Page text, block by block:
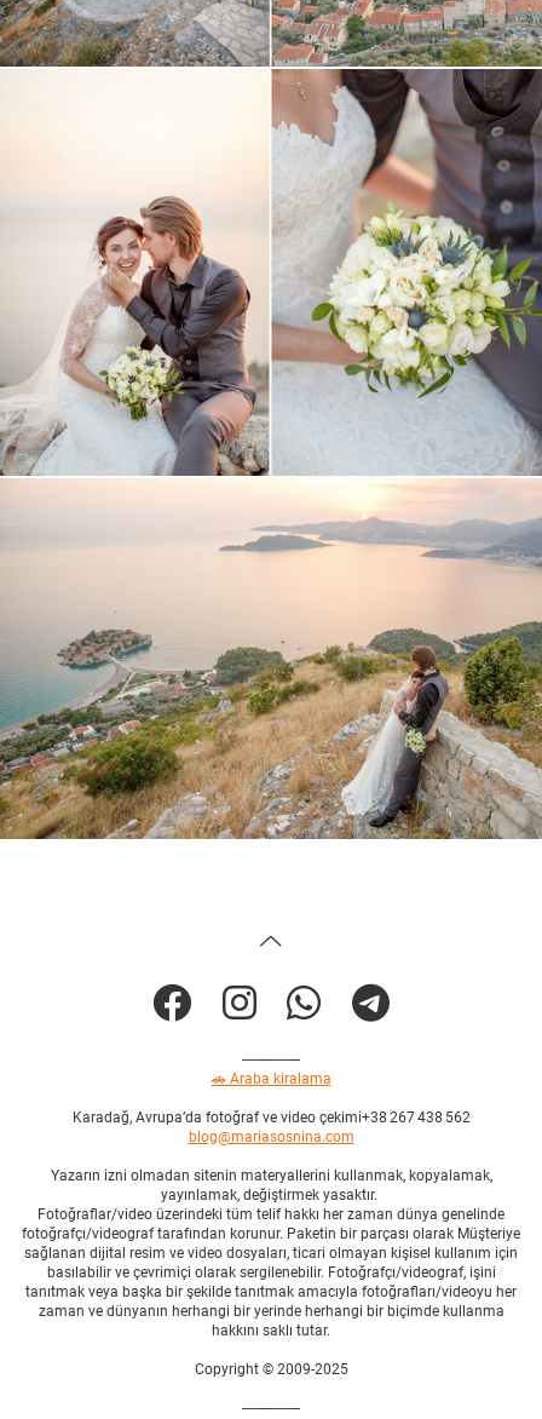
----------------
🚗 Araba kiralama
Karadağ, Avrupa’da fotoğraf ve video çekimi+38 267 438 562
blog@mariasosnina.com
Yazarın izni olmadan sitenin materyallerini kullanmak, kopyalamak,
yayınlamak, değiştirmek yasaktır.
Fotoğraflar/video üzerindeki tüm telif hakkı her zaman dünya genelinde
fotoğrafçı/videograf tarafından korunur. Paketin bir parçası olarak Müşteriye
sağlanan dijital resim ve video dosyaları, ticari olmayan kişisel kullanım için
basılabilir ve çevrimiçi olarak sergilenebilir. Fotoğrafçı/videograf, işini
tanıtmak veya başka bir şekilde tanıtmak amacıyla fotoğrafları/videoyu her
zaman ve dünyanın herhangi bir yerinde herhangi bir biçimde kullanma
hakkını saklı tutar.
Copyright © 2009-2025
----------------